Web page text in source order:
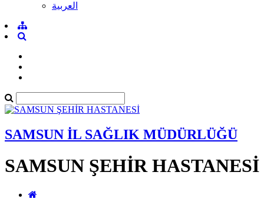
العربية
SAMSUN İL SAĞLIK MÜDÜRLÜĞÜ
SAMSUN ŞEHİR HASTANESİ